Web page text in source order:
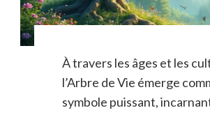
À travers les âges et les
l’Arbre de Vie émerge
symbole puissant,